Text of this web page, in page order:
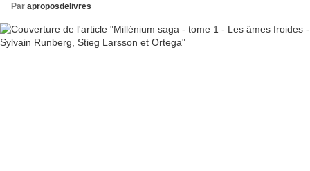
Par aproposdelivres